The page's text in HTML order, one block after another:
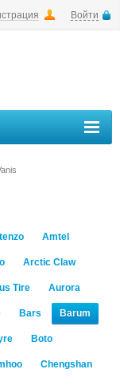
Войти
Amtel
Arctic Claw
Tire Aurora
Bars Barum
Boto
Chengshan